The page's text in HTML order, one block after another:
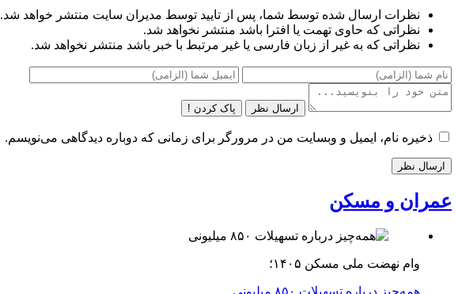
نظرات ارسال شده توسط شما، پس از تایید توسط مدیران سایت منتشر خواهد شد.
نظراتی که حاوی تهمت یا افترا باشد منتشر نخواهد شد.
نظراتی که به غیر از زبان فارسی یا غیر مرتبط با خبر باشد منتشر نخواهد شد.
ارسال نظر پاک کردن !
ذخیره نام، ایمیل و وبسایت من در مرورگر برای زمانی که دوباره دیدگاهی می‌نویسم.
عمران و مسکن
وام نهضت ملی مسکن ۱۴۰۵؛